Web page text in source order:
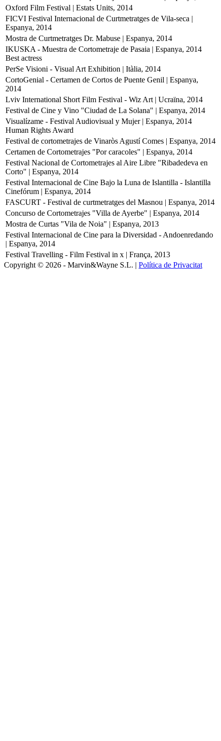
Oxford Film Festival | Estats Units, 2014
FICVI Festival Internacional de Curtmetratges de Vila-seca |
Espanya, 2014
Mostra de Curtmetratges Dr. Mabuse | Espanya, 2014
IKUSKA - Muestra de Cortometraje de Pasaia | Espanya, 2014
Best actress
PerSe Visioni - Visual Art Exhibition | Itàlia, 2014
CortoGenial - Certamen de Cortos de Puente Genil | Espanya,
2014
Lviv International Short Film Festival - Wiz Art | Ucraïna, 2014
Festival de Cine y Vino "Ciudad de La Solana" | Espanya, 2014
Visualízame - Festival Audiovisual y Mujer | Espanya, 2014
Human Rights Award
Festival de cortometrajes de Vinaròs Agustí Comes | Espanya, 2014
Certamen de Cortometrajes "Por caracoles" | Espanya, 2014
Festival Nacional de Cortometrajes al Aire Libre "Ribadedeva en
Corto" | Espanya, 2014
Festival Internacional de Cine Bajo la Luna de Islantilla - Islantilla
Cinefórum | Espanya, 2014
FASCURT - Festival de curtmetratges del Masnou | Espanya, 2014
Concurso de Cortometrajes "Villa de Ayerbe" | Espanya, 2014
Mostra de Curtas "Vila de Noia" | Espanya, 2013
Festival Internacional de Cine para la Diversidad - Andoenredando
| Espanya, 2014
Festival Travelling - Film Festival in x | França, 2013
Copyright © 2026 - Marvin&Wayne S.L. | Política de Privacitat